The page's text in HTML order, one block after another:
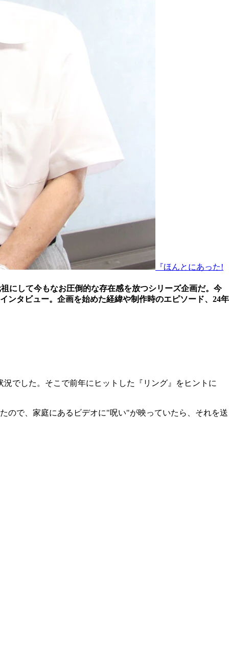
『ほんとにあった!
にして今もなお圧倒的な存在感を放つシリーズ企画だ。今
ンタビュー。企画を始めた経緯や制作時のエピソード、24年
でした。そこで前年にヒットした『リング』をヒントに
ので、家庭にあるビデオに"呪い"が映っていたら、それを送